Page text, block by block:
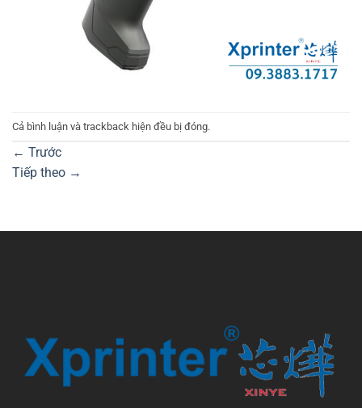
Cả bình luận và trackback hiện đều bị đóng.
← Trước
Tiếp theo →